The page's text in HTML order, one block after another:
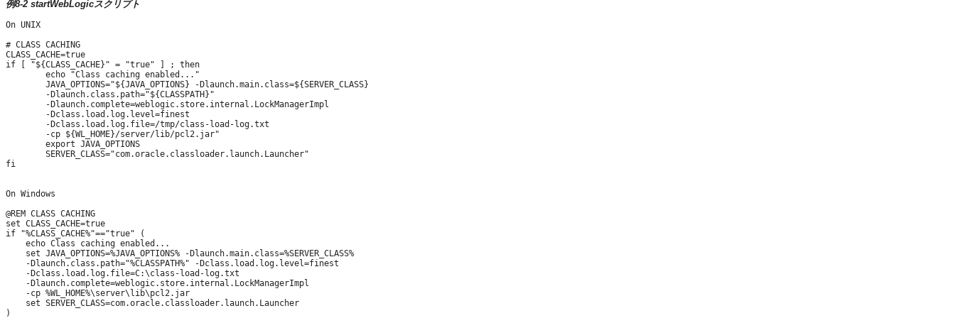
例8-2 startWebLogicスクリプト
On UNIX
# CLASS CACHING
CLASS_CACHE=true
if [ "${CLASS_CACHE}" = "true" ] ; then
        echo "Class caching enabled..."
        JAVA_OPTIONS="${JAVA_OPTIONS} -Dlaunch.main.class=${SERVER_CLASS}
        -Dlaunch.class.path="${CLASSPATH}"
        -Dlaunch.complete=weblogic.store.internal.LockManagerImpl
        -Dclass.load.log.level=finest
        -Dclass.load.log.file=/tmp/class-load-log.txt
        -cp ${WL_HOME}/server/lib/pcl2.jar"
        export JAVA_OPTIONS
        SERVER_CLASS="com.oracle.classloader.launch.Launcher"
fi
On Windows
@REM CLASS CACHING
set CLASS_CACHE=true
if "%CLASS_CACHE%"=="true" (
    echo Class caching enabled...
    set JAVA_OPTIONS=%JAVA_OPTIONS% -Dlaunch.main.class=%SERVER_CLASS%
    -Dlaunch.class.path="%CLASSPATH%" -Dclass.load.log.level=finest
    -Dclass.load.log.file=C:\class-load-log.txt
    -Dlaunch.complete=weblogic.store.internal.LockManagerImpl
    -cp %WL_HOME%\server\lib\pcl2.jar
    set SERVER_CLASS=com.oracle.classloader.launch.Launcher